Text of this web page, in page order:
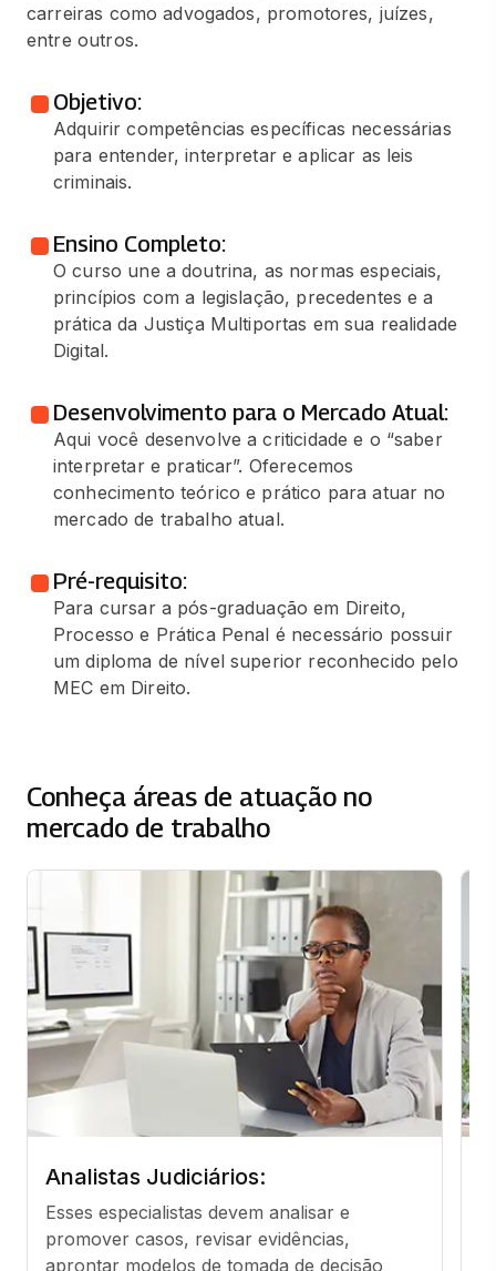
carreiras como advogados, promotores, juízes,
entre outros.
Objetivo:
Adquirir competências específicas necessárias
para entender, interpretar e aplicar as leis
criminais.
Ensino Completo:
O curso une a doutrina, as normas especiais,
princípios com a legislação, precedentes e a
prática da Justiça Multiportas em sua realidade
Digital.
Desenvolvimento para o Mercado Atual:
Aqui você desenvolve a criticidade e o “saber
interpretar e praticar”. Oferecemos
conhecimento teórico e prático para atuar no
mercado de trabalho atual.
Pré-requisito:
Para cursar a pós-graduação em Direito,
Processo e Prática Penal é necessário possuir
um diploma de nível superior reconhecido pelo
MEC em Direito.
Conheça áreas de atuação no
mercado de trabalho
Analistas Judiciários:
Esses especialistas devem analisar e
promover casos, revisar evidências,
aprontar modelos de tomada de decisão